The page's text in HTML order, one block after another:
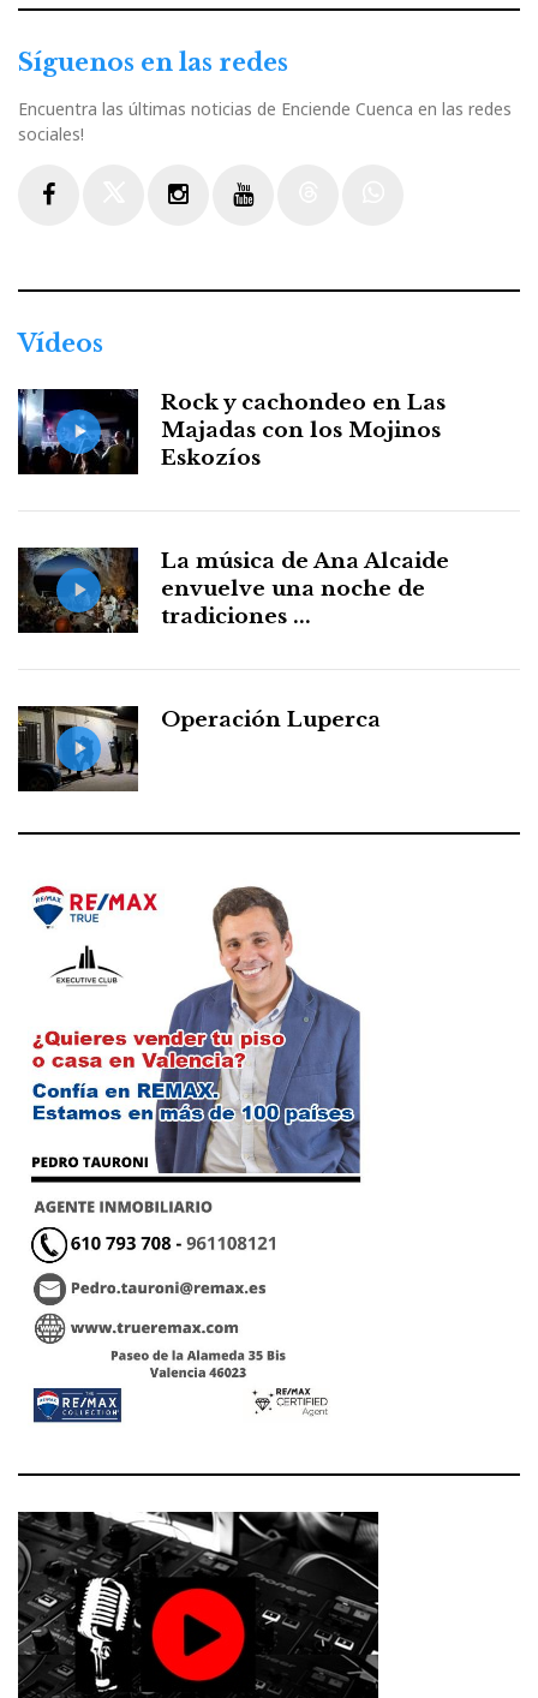
Síguenos en las redes
Encuentra las últimas noticias de Enciende Cuenca en las redes
sociales!
Vídeos
Rock y cachondeo en Las
Majadas con los Mojinos
Eskozíos
La música de Ana Alcaide
envuelve una noche de
tradiciones ...
Operación Luperca